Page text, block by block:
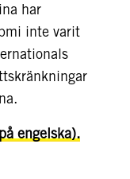
har
inte varit
engelska).